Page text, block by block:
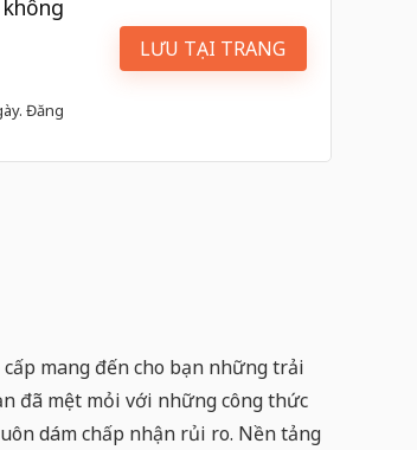
Đăng
LƯU TẠI TRANG
mang đến cho bạn những trải
đã mệt mỏi với những công thức
dám chấp nhận rủi ro. Nền tảng